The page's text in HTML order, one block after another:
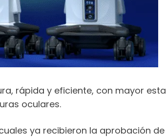
rápida y eficiente, con mayor
oculares.
ya recibieron la aprobación